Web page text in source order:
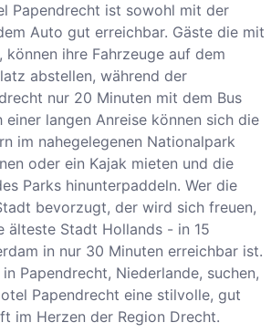
Papendrecht ist sowohl mit der
Auto gut erreichbar. Gäste die mit
können ihre Fahrzeuge auf dem
abstellen, während der
nur 20 Minuten mit dem Bus
langen Anreise können sich die
im nahegelegenen Nationalpark
oder ein Kajak mieten und die
Parks hinunterpaddeln. Wer die
bevorzugt, der wird sich freuen,
älteste Stadt Hollands - in 15
in nur 30 Minuten erreichbar ist.
Papendrecht, Niederlande, suchen,
Papendrecht eine stilvolle, gut
im Herzen der Region Drecht.